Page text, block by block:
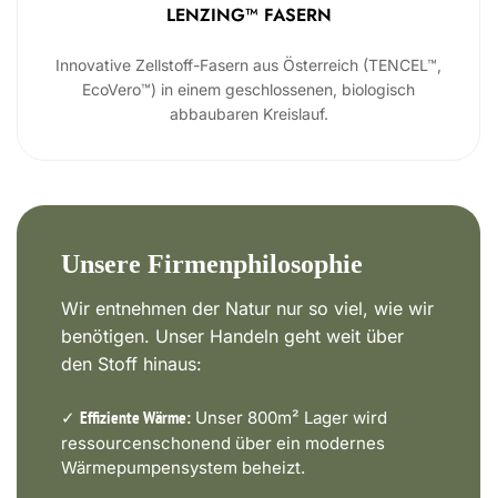
LENZING™ FASERN
Innovative Zellstoff-Fasern aus Österreich (TENCEL™,
EcoVero™) in einem geschlossenen, biologisch
abbaubaren Kreislauf.
Unsere Firmenphilosophie
Wir entnehmen der Natur nur so viel, wie wir
benötigen. Unser Handeln geht weit über
den Stoff hinaus:
✓ Effiziente Wärme: Unser 800m² Lager wird
ressourcenschonend über ein modernes
Wärmepumpensystem beheizt.